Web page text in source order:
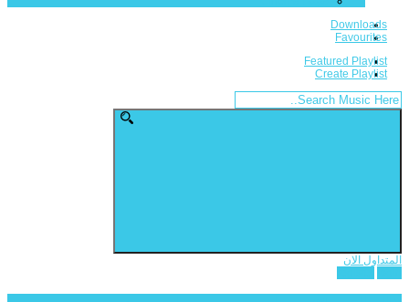
Downloads
Favourites
Featured Playlist
Create Playlist
Search
for:
المتداول الان